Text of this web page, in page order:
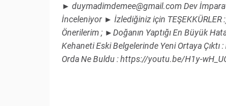
► duymadimdemee@gmail.com Dev
İnceleniyor ► İzlediğiniz için
Önerilerim ; ►Doğanın Yaptığı En Büyük
Kehaneti Eski Belgelerinde Yeni Ortaya
Orda Ne Buldu ​: https://youtu.be/H1y-